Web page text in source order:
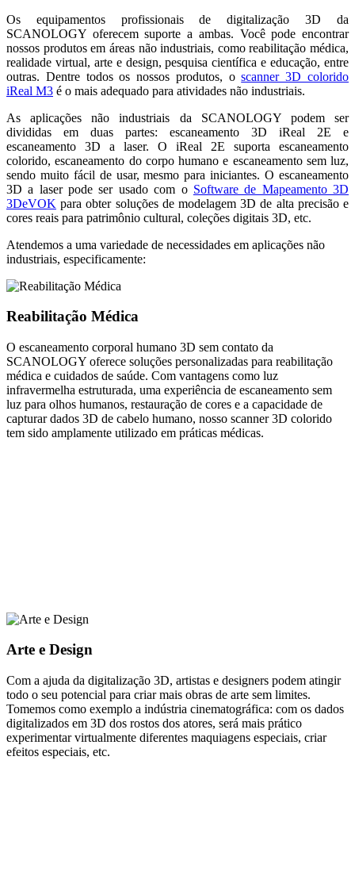
Os equipamentos profissionais de digitalização 3D da
SCANOLOGY oferecem suporte a ambas. Você pode encontrar
nossos produtos em áreas não industriais, como reabilitação médica,
realidade virtual, arte e design, pesquisa científica e educação, entre
outras. Dentre todos os nossos produtos, oscanner 3D colorido
iReal M3 é o mais adequado para atividades não industriais.
As aplicações não industriais da SCANOLOGY podem ser
divididas em duas partes: escaneamento 3D iReal 2E e
escaneamento 3D a laser. O iReal 2E suporta escaneamento
colorido, escaneamento do corpo humano e escaneamento sem luz,
sendo muito fácil de usar, mesmo para iniciantes. O escaneamento
3D a laser pode ser usado com o Software de Mapeamento 3D
3DeVOK para obter soluções de modelagem 3D de alta precisão e
cores reais para patrimônio cultural, coleções digitais 3D, etc.
Atendemos a uma variedade de necessidades em aplicações não
industriais, especificamente:
Reabilitação Médica
O escaneamento corporal humano 3D sem contato da
SCANOLOGY oferece soluções personalizadas para reabilitação
médica e cuidados de saúde. Com vantagens como luz
infravermelha estruturada, uma experiência de escaneamento sem
luz para olhos humanos, restauração de cores e a capacidade de
capturar dados 3D de cabelo humano, nosso scanner 3D colorido
tem sido amplamente utilizado em práticas médicas.
Arte e Design
Com a ajuda da digitalização 3D, artistas e designers podem atingir
todo o seu potencial para criar mais obras de arte sem limites.
Tomemos como exemplo a indústria cinematográfica: com os dados
digitalizados em 3D dos rostos dos atores, será mais prático
experimentar virtualmente diferentes maquiagens especiais, criar
efeitos especiais, etc.